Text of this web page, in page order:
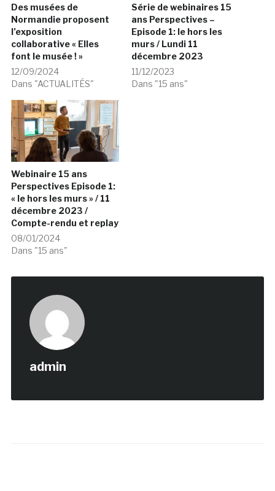
Des musées de
Normandie proposent
l’exposition
collaborative « Elles
font le musée ! »
12/09/2024
Dans "ACTUALITÉS"
Série de webinaires 15
ans Perspectives –
Episode 1: le hors les
murs / Lundi 11
décembre 2023
11/12/2023
Dans "15 ans"
Webinaire 15 ans
Perspectives Episode 1:
« le hors les murs » / 11
décembre 2023 /
Compte-rendu et replay
08/01/2024
Dans "15 ans"
admin